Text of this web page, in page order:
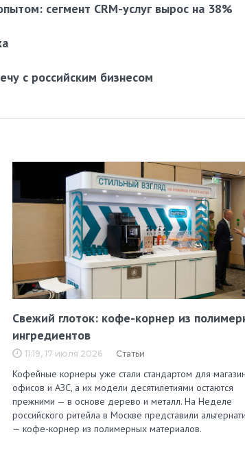
сегмент CRM-услуг вырос на 38%
с российским бизнесом
Свежий глоток: кофе-корнер из
ингредиентов
11:19, 17 июля 2026 Статьи
Кофейные корнеры уже стали стандартом для
офисов и АЗС, а их модели десятилетиями остаются
прежними — в основе дерево и металл. На Неделе
российского ритейла в Москве представили
— кофе-корнер из полимерных материалов.